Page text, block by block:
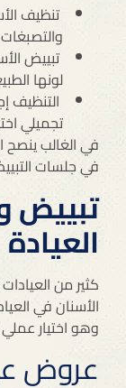
تنظيف
تبييض
لونها
التنظيف
تجميلي
في الغالب ينصح
في جلسات
تبييض
العيادة
كثير من
الأسنان في
وهو اختيار
عروض